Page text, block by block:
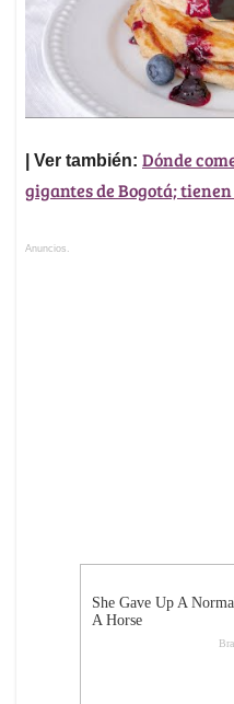
| Ver también: Dónde
gigantes de Bogotá;
Anuncios.